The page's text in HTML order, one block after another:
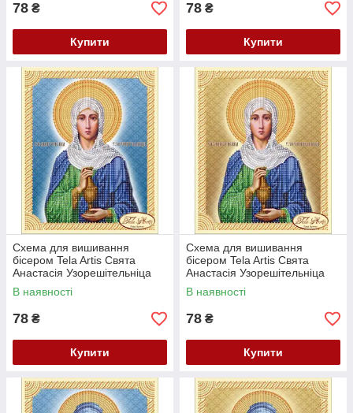
78 ₴
Купити
78 ₴
Купити
Схема для вишивання
бісером Tela Artis Свята
Анастасія Узорешітельніца
ТІМ-041(1)
В наявності
78 ₴
Купити
Схема для вишивання
бісером Tela Artis Свята
Анастасія Узорешітельніца
ТІМ-041
В наявності
78 ₴
Купити